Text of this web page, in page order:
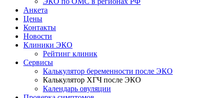
Анкета
Цены
Контакты
Новости
Клиники ЭКО
Рейтинг клиник
Сервисы
Калькулятор беременности после ЭКО
Калькулятор ХГЧ после ЭКО
Календарь овуляции